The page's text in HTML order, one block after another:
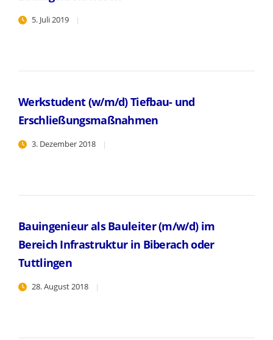
5. Juli 2019
Werkstudent (w/m/d) Tiefbau- und
Erschließungsmaßnahmen
3. Dezember 2018
Bauingenieur als Bauleiter (m/w/d) im
Bereich Infrastruktur in Biberach oder
Tuttlingen
28. August 2018